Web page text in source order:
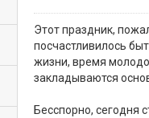
Этот праздник,
посчастливилось
жизни, время
закладываются
Бесспорно, сегодня